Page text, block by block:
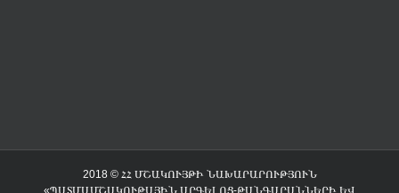
2018 © ՀՀ ՄՇԱԿՈՒՅԹԻ ՆԱԽԱՐԱՐՈՒԹՅՈՒՆ